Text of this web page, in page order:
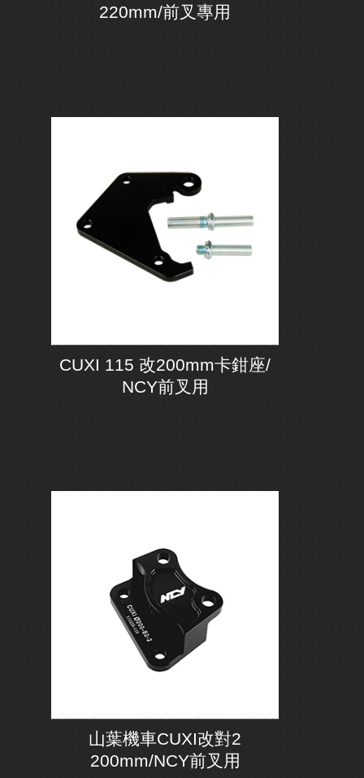
220mm/前叉專用
CUXI 115 改200mm卡鉗座/
NCY前叉用
山葉機車CUXI改對2
200mm/NCY前叉用